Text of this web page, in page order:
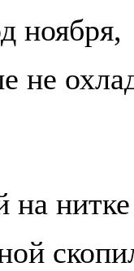
ноября,
не
на